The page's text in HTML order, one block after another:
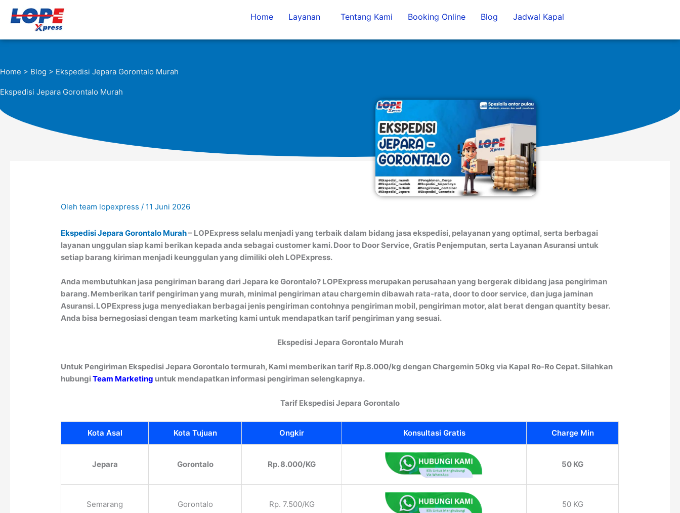
Home Layanan Tentang Kami Booking Online Blog Jadwal Kapal
Home > Blog > Ekspedisi Jepara Gorontalo Murah
Ekspedisi Jepara Gorontalo Murah
Olehteam lopexpress/ 11 Juni 2026
Ekspedisi Jepara Gorontalo Murah– LOPExpress selalu menjadi yang terbaik dalam bidang jasa ekspedisi, pelayanan yang optimal, serta berbagai
layanan unggulan siap kami berikan kepada anda sebagai customer kami. Door to Door Service, Gratis Penjemputan, serta Layanan Asuransi untuk
setiap barang kiriman menjadi keunggulan yang dimiliki oleh LOPExpress.
Anda membutuhkan jasa pengiriman barang dari Jepara ke Gorontalo? LOPExpress merupakan perusahaan yang bergerak dibidang jasa pengiriman
barang. Memberikan tarif pengiriman yang murah, minimal pengiriman atau chargemin dibawah rata-rata, door to door service, dan juga jaminan
Asuransi. LOPExpress juga menyediakan berbagai jenis pengiriman contohnya pengiriman mobil, pengiriman motor, alat berat dengan quantity besar.
Anda bisa bernegosiasi dengan team marketing kami untuk mendapatkan tarif pengiriman yang sesuai.
Ekspedisi Jepara Gorontalo Murah
Untuk Pengiriman Ekspedisi Jepara Gorontalo termurah, Kami memberikan tarif Rp.8.000/kg dengan Chargemin 50kg via Kapal Ro-Ro Cepat. Silahkan
hubungiTeam Marketing untuk mendapatkan informasi pengiriman selengkapnya.
Tarif Ekspedisi Jepara Gorontalo
Kota Asal Kota Tujuan Ongkir Konsultasi Gratis Charge Min
Jepara Gorontalo Rp. 8.000/KG 50 KG
Semarang Gorontalo Rp. 7.500/KG 50 KG